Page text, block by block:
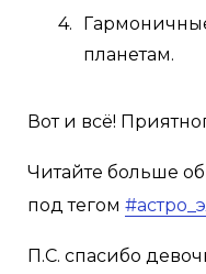
планетам.
Вот и всё!
Читайте больше
под тегом
П.С. спасибо